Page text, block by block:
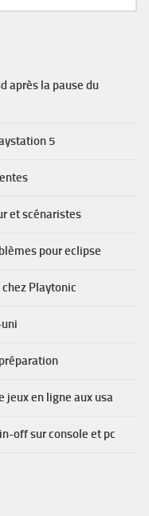
après la pause du
5
et scénaristes
pour eclipse
Playtonic
jeux en ligne aux usa
off sur console et pc